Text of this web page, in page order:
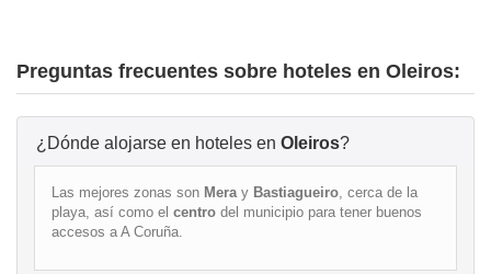
Preguntas frecuentes sobre hoteles en Oleiros:
¿Dónde alojarse en hoteles en Oleiros?
Las mejores zonas son Meray Bastiagueiro, cerca de la
playa, así como el centro del municipio para tener buenos
accesos a A Coruña.